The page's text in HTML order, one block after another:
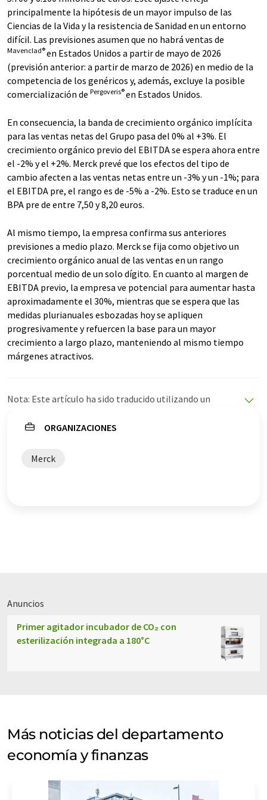
principalmente la hipótesis de un mayor impulso de las
Ciencias de la Vida y la resistencia de Sanidad en un entorno
difícil. Las previsiones asumen que no habrá ventas de
Mavenclad®en Estados Unidos a partir de mayo de 2026
(previsión anterior: a partir de marzo de 2026) en medio de la
competencia de los genéricos y, además, excluye la posible
comercialización de Pergoveris®en Estados Unidos.
En consecuencia, la banda de crecimiento orgánico implícita
para las ventas netas del Grupo pasa del 0% al +3%. El
crecimiento orgánico previo del EBITDA se espera ahora entre
el -2% y el +2%. Merck prevé que los efectos del tipo de
cambio afecten a las ventas netas entre un -3% y un -1%; para
el EBITDA pre, el rango es de -5% a -2%. Esto se traduce en un
BPA pre de entre 7,50 y 8,20 euros.
Al mismo tiempo, la empresa confirma sus anteriores
previsiones a medio plazo. Merck se fija como objetivo un
crecimiento orgánico anual de las ventas en un rango
porcentual medio de un solo dígito. En cuanto al margen de
EBITDA previo, la empresa ve potencial para aumentar hasta
aproximadamente el 30%, mientras que se espera que las
medidas plurianuales esbozadas hoy se apliquen
progresivamente y refuercen la base para un mayor
crecimiento a largo plazo, manteniendo al mismo tiempo
márgenes atractivos.
Nota: Este artículo ha sido traducido utilizando un
ofrece estas traducciones automáticas para presentar
este artículo ha sido traducido con traducción
ORGANIZACIONES
Merck
Anuncios
Primer agitador incubador de CO₂ con
esterilización integrada a 180°C
Más noticias del departamento
economía y finanzas